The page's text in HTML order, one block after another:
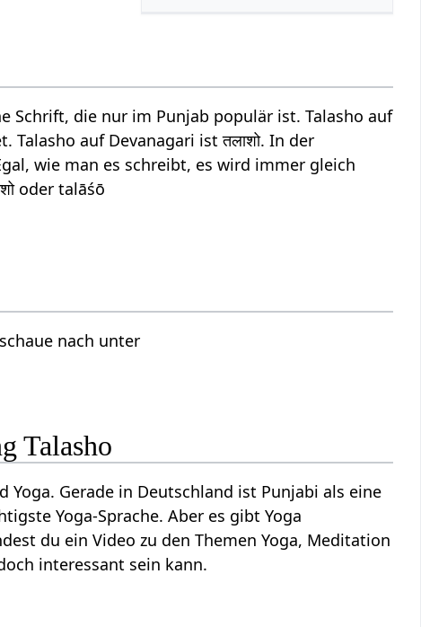
Schrift, die nur im Punjab populär ist. Talasho auf
Talasho auf Devanagari ist तलाशो. In der
wie man es schreibt, es wird immer gleich
oder talāśō
nach unter
Talasho
Yoga. Gerade in Deutschland ist Punjabi als eine
Yoga-Sprache. Aber es gibt Yoga
du ein Video zu den Themen Yoga, Meditation
interessant sein kann.